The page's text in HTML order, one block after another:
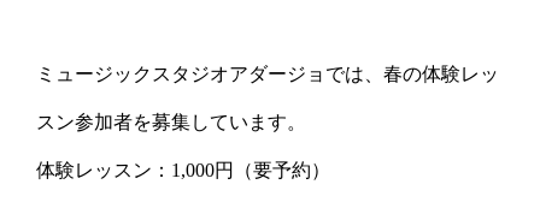
ミュージックスタジオアダージョでは、春の体験レッ
スン参加者を募集しています。
体験レッスン：1,000円（要予約）